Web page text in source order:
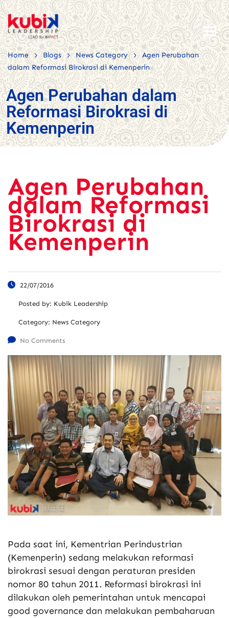
Home > Blogs > News Category >
Agen Perubahan
dalam Reformasi Birokrasi di Kemenperin
Agen Perubahan dalam
Reformasi Birokrasi di
Kemenperin
Agen Perubahan
dalam Reformasi
Birokrasi di
Kemenperin
22/07/2016
Posted by: Kubik Leadership
Category: News Category
No Comments
Pada saat ini, Kementrian Perindustrian
(Kemenperin) sedang melakukan reformasi
birokrasi sesuai dengan peraturan presiden
nomor 80 tahun 2011. Reformasi birokrasi ini
dilakukan oleh pemerintahan untuk mencapai
good governance dan melakukan pembaharuan